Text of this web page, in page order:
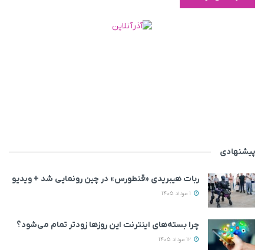
پیشنهادی
ربات هیبریدی «قنطورس» در چین رونمایی شد + ویدیو
چرا بسته‌های اینترنت این روزها زودتر تمام می‌شود؟